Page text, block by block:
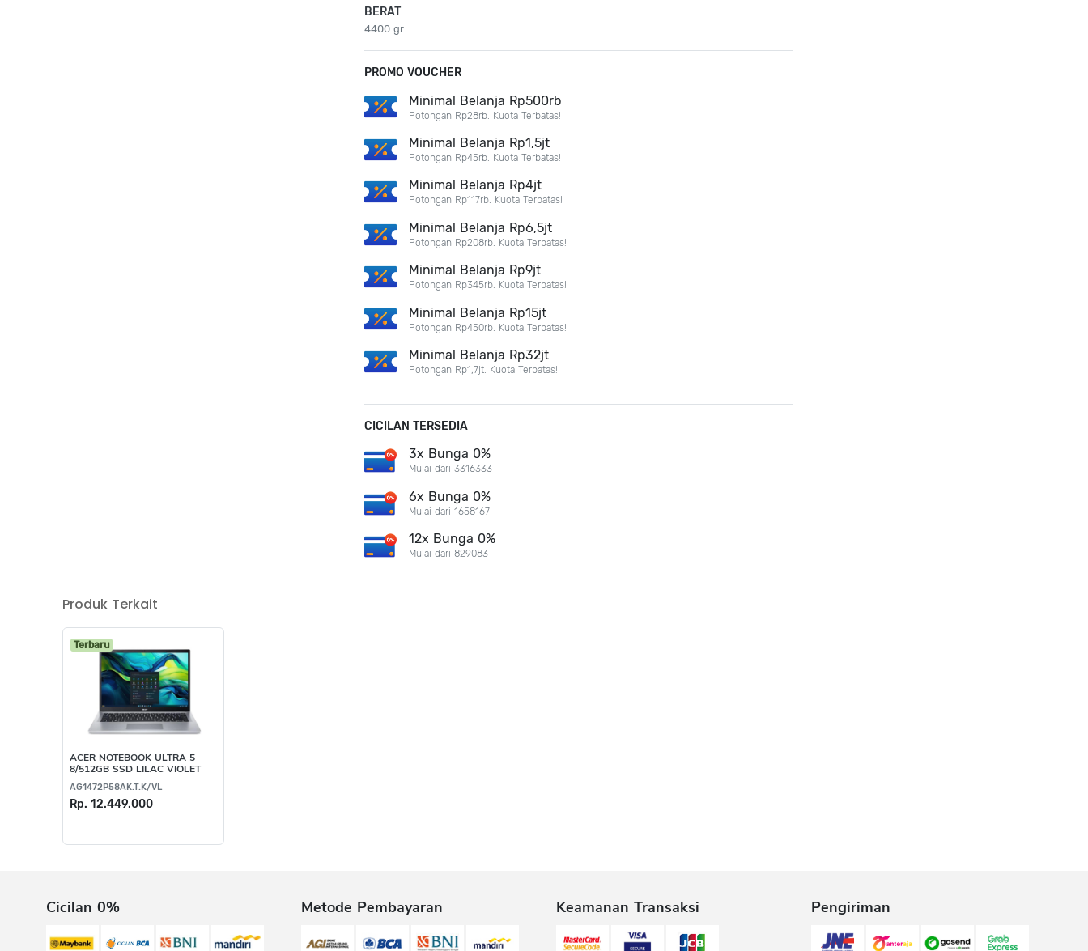
BERAT
4400 gr
PROMO VOUCHER
Minimal Belanja Rp500rb
Potongan Rp28rb. Kuota Terbatas!
Minimal Belanja Rp1,5jt
Potongan Rp45rb. Kuota Terbatas!
Minimal Belanja Rp4jt
Potongan Rp117rb. Kuota Terbatas!
Minimal Belanja Rp6,5jt
Potongan Rp208rb. Kuota Terbatas!
Minimal Belanja Rp9jt
Potongan Rp345rb. Kuota Terbatas!
Minimal Belanja Rp15jt
Potongan Rp450rb. Kuota Terbatas!
Minimal Belanja Rp32jt
Potongan Rp1,7jt. Kuota Terbatas!
CICILAN TERSEDIA
3x Bunga 0%
Mulai dari 3316333
6x Bunga 0%
Mulai dari 1658167
12x Bunga 0%
Mulai dari 829083
Produk Terkait
Terbaru
ACER NOTEBOOK ULTRA 5
8/512GB SSD LILAC VIOLET
AG1472P58AK.T.K/VL
Rp. 12.449.000
Cicilan 0% Metode Pembayaran Keamanan Transaksi Pengiriman